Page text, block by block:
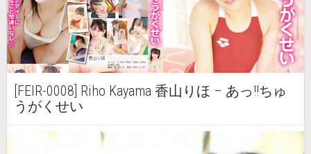
[FEIR-0008] Riho Kayama 香山りほ – あっ!!ちゅ
うがくせい